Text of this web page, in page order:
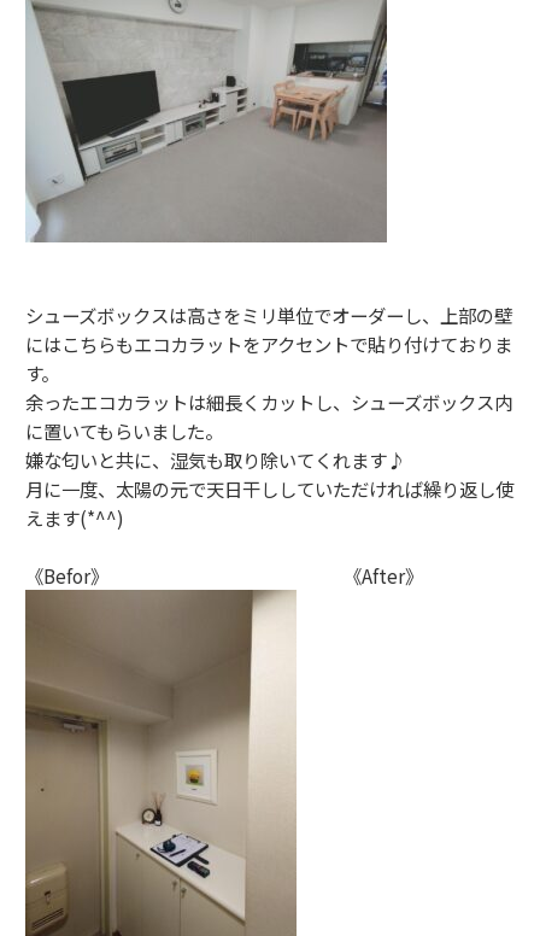
シューズボックスは高さをミリ単位でオーダーし、上部の壁
にはこちらもエコカラットをアクセントで貼り付けておりま
す。
余ったエコカラットは細長くカットし、シューズボックス内
に置いてもらいました。
嫌な匂いと共に、湿気も取り除いてくれます♪
月に一度、太陽の元で天日干ししていただければ繰り返し使
えます(*^^)
《Befor》 《After》